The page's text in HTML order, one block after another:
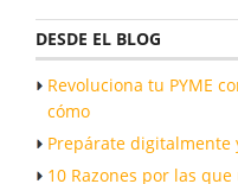
DESDE EL BLOG
Revoluciona tu PYME
cómo
Prepárate digitalmente
10 Razones por las